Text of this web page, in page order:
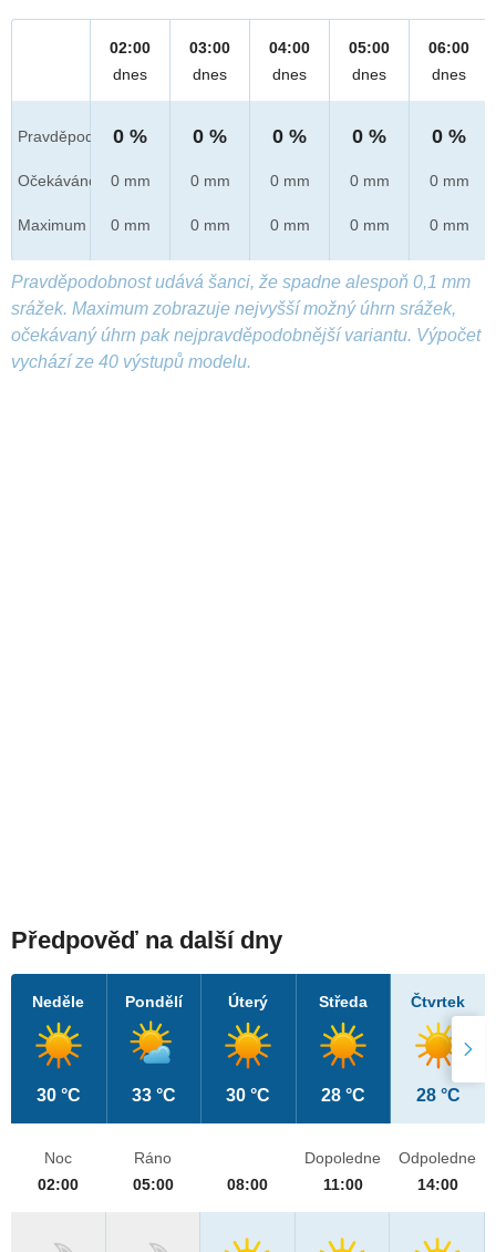
Pravděpod.
Očekáváno
Maximum
02:00
dnes
0 %
0 mm
0 mm
03:00
dnes
0 %
0 mm
0 mm
04:00
dnes
0 %
0 mm
0 mm
05:00
dnes
0 %
0 mm
0 mm
06:00
dnes
0 %
0 mm
0 mm
Pravděpodobnost udává šanci, že spadne alespoň 0,1 mm
srážek. Maximum zobrazuje nejvyšší možný úhrn srážek,
očekávaný úhrn pak nejpravděpodobnější variantu. Výpočet
vychází ze 40 výstupů modelu.
Předpověď na další dny
Neděle
30 °C
Pondělí
33 °C
Úterý
30 °C
Středa
28 °C
Čtvrtek
28 °C
Noc
02:00
Ráno
05:00
08:00
Dopoledne
11:00
Odpoledne
14:00